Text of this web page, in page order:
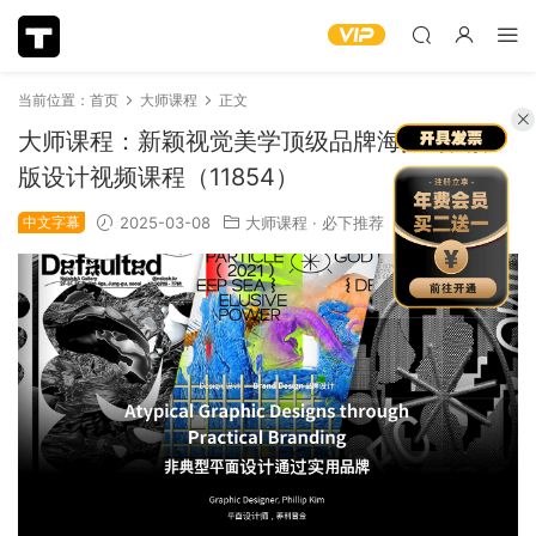
当前位置： 首页 大师课程 正文
大师课程：新颖视觉美学顶级品牌海报封面排
版设计视频课程（11854）
中文字幕 2025-03-08 大师课程 · 必下推荐 1.87k